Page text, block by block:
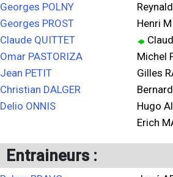
Georges POLNY
Georges PROST
Claude QUITTET
Omar PASTORIZA
Jean PETIT
Christian DALGER
Delio ONNIS
Henri
Michel
Gilles
Hugo
Erich
Entraineurs :